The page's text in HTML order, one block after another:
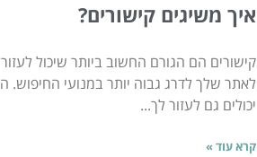
איך משיגים קישורים?
קישורים הם הגורם החשוב ביותר שיכול לעזור
לאתר שלך לדרג גבוה יותר במנועי החיפוש.
יכולים גם לעזור לך...
קרא עוד »